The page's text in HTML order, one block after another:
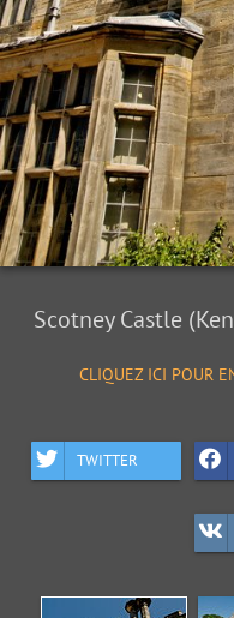
Scotney Castle
CLIQUEZ ICI POUR
TWITTER